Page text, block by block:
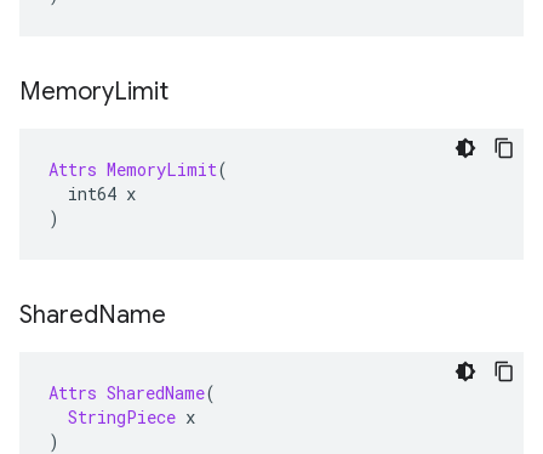
MemoryLimit
Attrs MemoryLimit(
int64 x
)
SharedName
Attrs SharedName(
StringPiece x
)